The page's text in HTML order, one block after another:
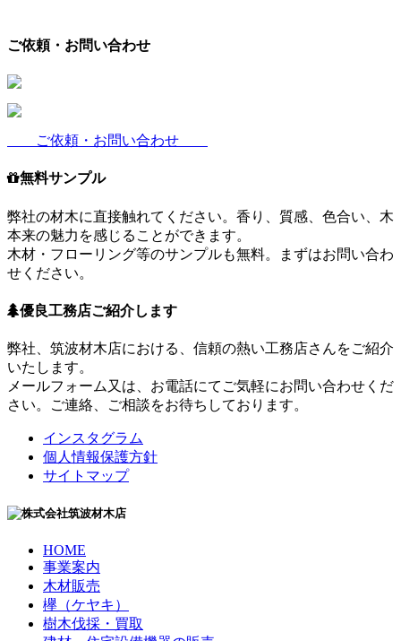
ご依頼・お問い合わせ
ご依頼・お問い合わせ
無料サンプル
弊社の材木に直接触れてください。香り、質感、色合い、木
本来の魅力を感じることができます。
木材・フローリング等のサンプルも無料。まずはお問い合わ
せください。
優良工務店ご紹介します
弊社、筑波材木店における、信頼の熱い工務店さんをご紹介
いたします。
メールフォーム又は、お電話にてご気軽にお問い合わせくだ
さい。ご連絡、ご相談をお待ちしております。
インスタグラム
個人情報保護方針
サイトマップ
HOME
事業案内
木材販売
欅（ケヤキ）
樹木伐採・買取